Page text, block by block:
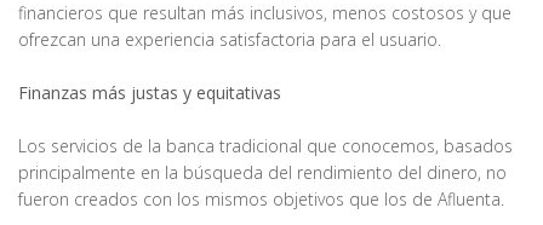
financieros que resultan más inclusivos, menos costosos y que
ofrezcan una experiencia satisfactoria para el usuario.
Finanzas más justas y equitativas
Los servicios de la banca tradicional que conocemos, basados
principalmente en la búsqueda del rendimiento del dinero, no
fueron creados con los mismos objetivos que los de Afluenta.